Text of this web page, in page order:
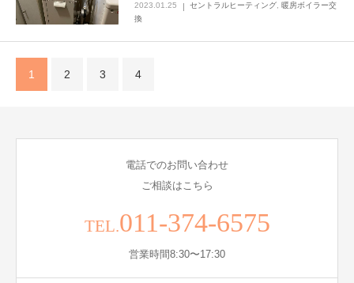
2023.01.25 セントラルヒーティング, 暖房ボイラー交
換
1 2 3 4
電話でのお問い合わせ
ご相談はこちら
TEL.011-374-6575
営業時間8:30〜17:30